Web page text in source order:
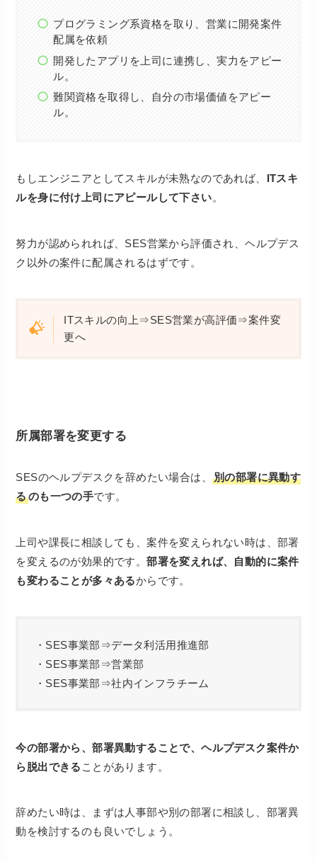
プログラミング系資格を取り、営業に開発案件
配属を依頼
開発したアプリを上司に連携し、実力をアピー
ル。
難関資格を取得し、自分の市場価値をアピー
ル。
もしエンジニアとしてスキルが未熟なのであれば、 ITスキ
ルを身に付け上司にアピールして下さい。
努力が認められれば、SES営業から評価され、ヘルプデス
ク以外の案件に配属されるはずです。
ITスキルの向上⇒SES営業が高評価⇒案件変
更へ
所属部署を変更する
SESのヘルプデスクを辞めたい場合は、別の部署に異動す
るのも一つの手です。
上司や課長に相談しても、案件を変えられない時は、部署
を変えるのが効果的です。部署を変えれば、自動的に案件
も変わることが多々あるからです。
・SES事業部⇒データ利活用推進部
・SES事業部⇒営業部
・SES事業部⇒社内インフラチーム
今の部署から、部署異動することで、ヘルプデスク案件か
ら脱出できる ことがあります。
辞めたい時は、まずは人事部や別の部署に相談し、部署異
動を検討するのも良いでしょう。